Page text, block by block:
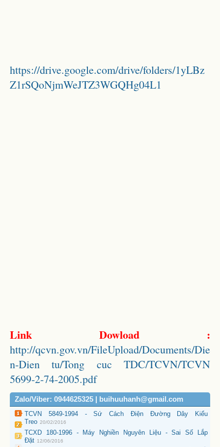
https://drive.google.com/drive/folders/1yLBz
Z1rSQoNjmWeJTZ3WGQHg04L1
Link Dowload :
http://qcvn.gov.vn/FileUpload/Documents/Die
n-Dien tu/Tong cuc TDC/TCVN/TCVN
5699-2-74-2005.pdf
Zalo/Viber: 0944625325 | buihuuhanh@gmail.com
TCVN 5849-1994 - Sứ Cách Điện Đường Dây Kiểu
Treo 20/02/2016
TCXD 180-1996 - Máy Nghiền Nguyên Liệu - Sai Số Lắp
Đặt 12/06/2016